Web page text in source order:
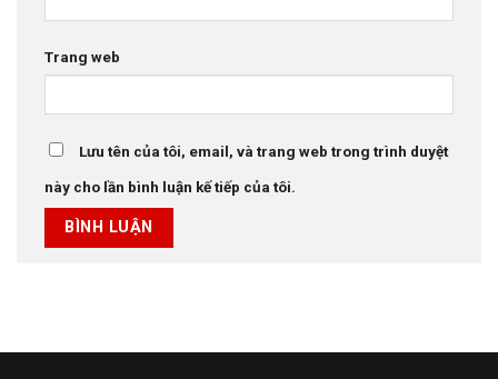
Trang web
Lưu tên của tôi, email, và trang web trong trình duyệt
này cho lần bình luận kế tiếp của tôi.